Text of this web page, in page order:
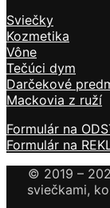
Sviečky
Kozmetika
Vône
Tečúci dym
Darčekové
Mackovia z ruží
Formulár na
Formulár na
© 2019 –
sviečkami,